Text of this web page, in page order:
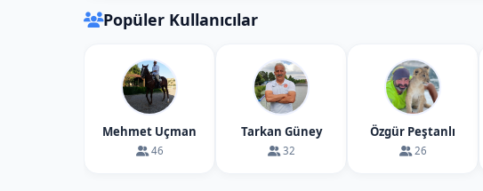
Popüler Kullanıcılar
Mehmet Uçman
46
Tarkan Güney
32
Özgür Peştanlı
26